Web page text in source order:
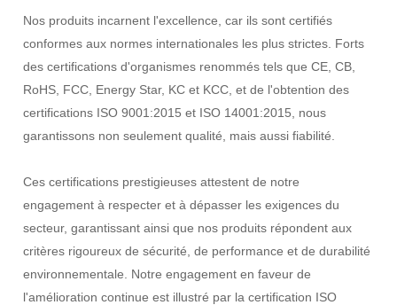
Nos produits incarnent l'excellence, car ils sont certifiés
conformes aux normes internationales les plus strictes. Forts
des certifications d'organismes renommés tels que CE, CB,
RoHS, FCC, Energy Star, KC et KCC, et de l'obtention des
certifications ISO 9001:2015 et ISO 14001:2015, nous
garantissons non seulement qualité, mais aussi fiabilité.
Ces certifications prestigieuses attestent de notre
engagement à respecter et à dépasser les exigences du
secteur, garantissant ainsi que nos produits répondent aux
critères rigoureux de sécurité, de performance et de durabilité
environnementale. Notre engagement en faveur de
l'amélioration continue est illustré par la certification ISO